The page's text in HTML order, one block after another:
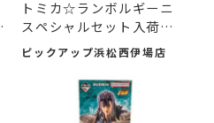
トミカ☆ランボルギーニ
スペシャルセット入荷し
まし...
ピックアップ浜松西伊場店